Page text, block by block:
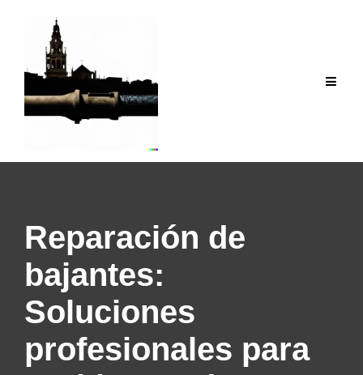
contenido
Reparación de
bajantes:
Soluciones
profesionales para